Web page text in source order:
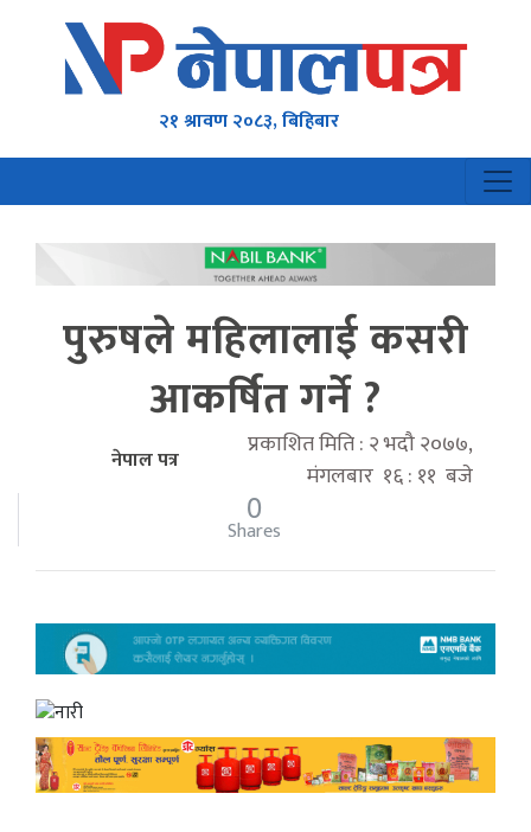
२१ श्रावण २०८३, बिहिबार
पुरुषले महिलालाई कसरी
आकर्षित गर्ने ?
नेपाल पत्र
प्रकाशित मिति : २ भदौ २०७७,
मंगलबार १६ : ११ बजे
0
Shares